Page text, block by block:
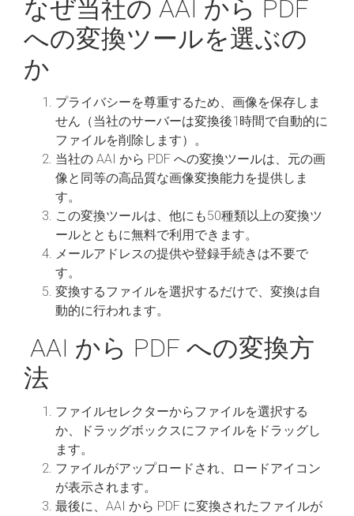
なぜ当社の AAI から PDF
への変換ツールを選ぶの
か
プライバシーを尊重するため、画像を保存しま
せん（当社のサーバーは変換後1時間で自動的に
ファイルを削除します）。
当社の AAI から PDF への変換ツールは、元の画
像と同等の高品質な画像変換能力を提供しま
す。
この変換ツールは、他にも50種類以上の変換ツ
ールとともに無料で利用できます。
メールアドレスの提供や登録手続きは不要で
す。
変換するファイルを選択するだけで、変換は自
動的に行われます。
AAI から PDF への変換方
法
ファイルセレクターからファイルを選択する
か、ドラッグボックスにファイルをドラッグし
ます。
ファイルがアップロードされ、ロードアイコン
が表示されます。
最後に、AAI から PDF に変換されたファイルが